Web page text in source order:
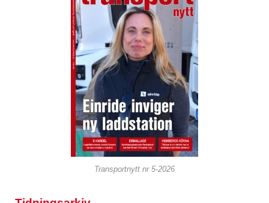
Transportnytt nr 5-2026